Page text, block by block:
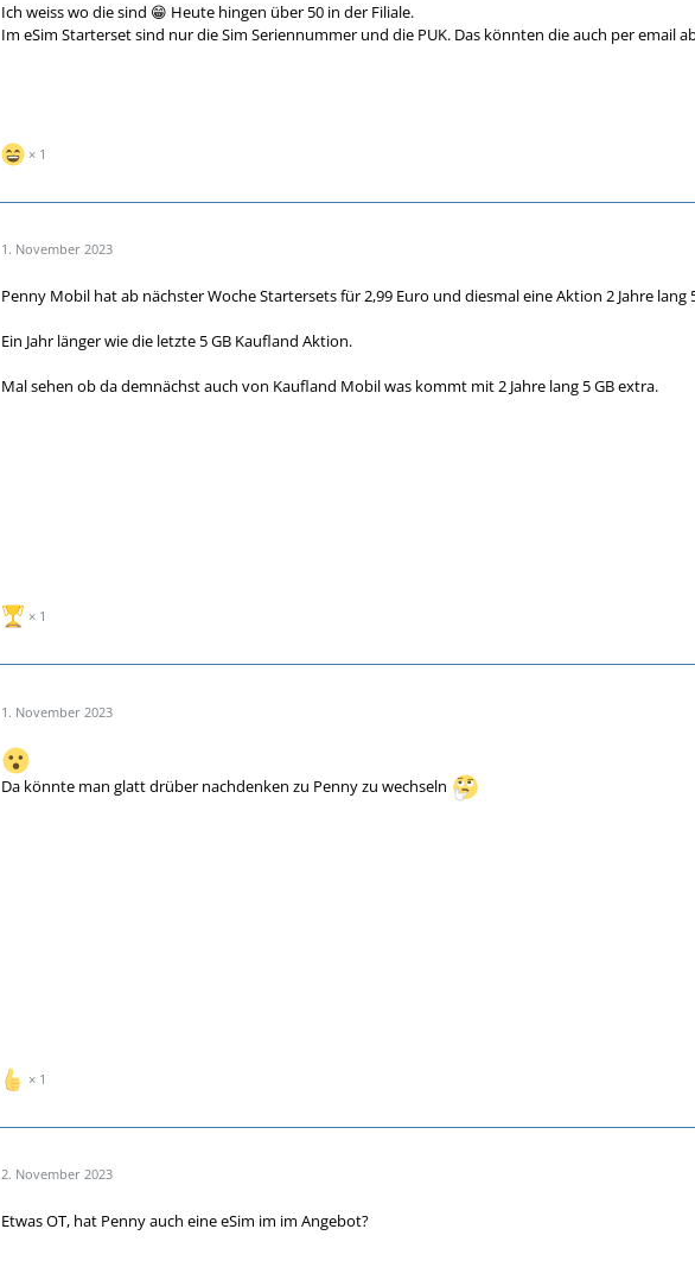
Ich weiss wo die sind 😁 Heute hingen über 50 in der Filiale.
Im eSim Starterset sind nur die Sim Seriennummer und die PUK. Das könnten die auch per email
1
1. November 2023
Penny Mobil hat ab nächster Woche Startersets für 2,99 Euro und diesmal eine Aktion 2 Jahre lang
Ein Jahr länger wie die letzte 5 GB Kaufland Aktion.
Mal sehen ob da demnächst auch von Kaufland Mobil was kommt mit 2 Jahre lang 5 GB extra.
1
1. November 2023
Da könnte man glatt drüber nachdenken zu Penny zu wechseln
1
2. November 2023
Etwas OT, hat Penny auch eine eSim im im Angebot?